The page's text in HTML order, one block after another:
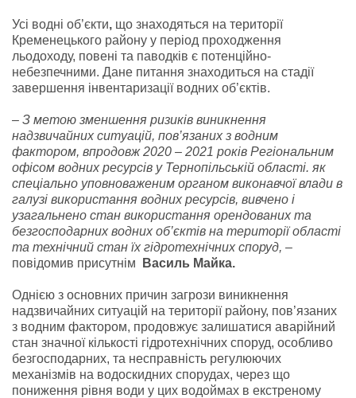
Усі водні об’єкти, що знаходяться на території
Кременецького району у період проходження
льодоходу, повені та паводків є потенційно-
небезпечними. Дане питання знаходиться на стадії
завершення інвентаризації водних об’єктів.
– З метою зменшення ризиків виникнення
надзвичайних ситуацій, пов’язаних з водним
фактором, впродовж 2020 – 2021 років Регіональним
офісом водних ресурсів у Тернопільській області. як
спеціально уповноваженим органом виконавчої влади в
галузі використання водних ресурсів, вивчено і
узагальнено стан використання орендованих та
безгосподарних водних об’єктів на території області
та технічний стан їх гідротехнічних споруд, –
повідомив присутнім
Василь Майка.
Однією з основних причин загрози виникнення
надзвичайних ситуацій на території району, пов’язаних
з водним фактором, продовжує залишатися аварійний
стан значної кількості гідротехнічних споруд, особливо
безгосподарних, та несправність регулюючих
механізмів на водоскидних спорудах, через що
пониження рівня води у цих водоймах в екстреному